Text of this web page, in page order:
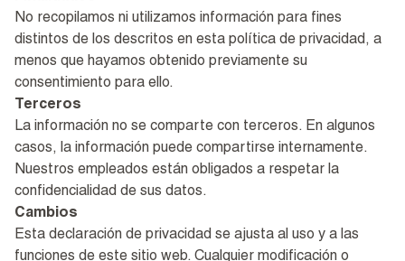
No recopilamos ni utilizamos información para fines
distintos de los descritos en esta política de privacidad, a
menos que hayamos obtenido previamente su
consentimiento para ello.
Terceros
La información no se comparte con terceros. En algunos
casos, la información puede compartirse internamente.
Nuestros empleados están obligados a respetar la
confidencialidad de sus datos.
Cambios
Esta declaración de privacidad se ajusta al uso y a las
funciones de este sitio web. Cualquier modificación o